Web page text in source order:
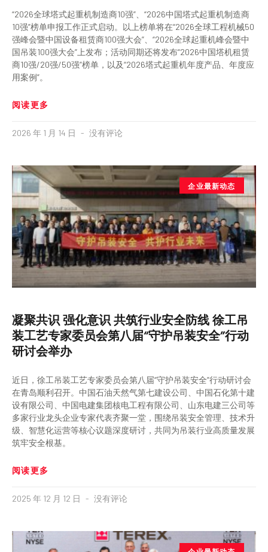
“2026全球塔式起重机制造商10强”、“2026中国塔式起重机制造商
10强”榜单申报工作正式启动。以上榜单将在“2026全球工程机械50
强峰会暨中国设备租赁商100强大会”、“2026全球起重机峰会暨中
国吊装100强大会”上发布；活动同期还将发布“2026中国塔机租赁
商10强/20强/50强”榜单，以及“2026塔式起重机年度产品、年度应
用案例”。
阅读更多
2026 年 1 月 14 日 没有评论
企业最新动态
凝聚共识 强化意识 共筑行业安全防线 徐工吊
装工艺专家委员会第八届“守护吊装安全”行动
研讨会举办
近日，徐工吊装工艺专家委员会第八届“守护吊装安全”行动研讨会
在青岛顺利召开。中国石油天然气第七建设公司、中国石化第十建
设有限公司、中国电建集团核电工程有限公司、山东电建三公司等
多家行业龙头企业专家代表齐聚一堂，围绕吊装安全管理、技术升
级、智慧化运营等核心议题深度研讨，共同为吊装行业高质量发展
筑牢安全根基。
阅读更多
2025 年 12 月 12 日 没有评论